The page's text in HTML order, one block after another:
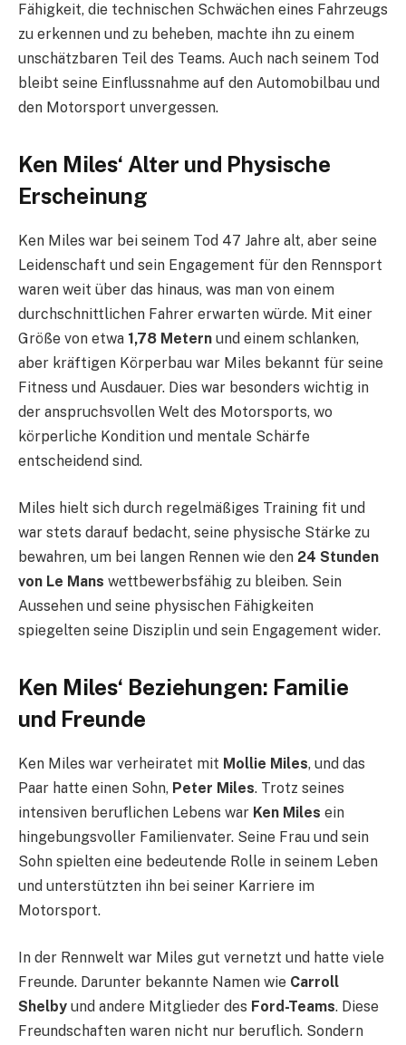
Fähigkeit, die technischen Schwächen eines Fahrzeugs
zu erkennen und zu beheben, machte ihn zu einem
unschätzbaren Teil des Teams. Auch nach seinem Tod
bleibt seine Einflussnahme auf den Automobilbau und
den Motorsport unvergessen.
Ken Miles‘ Alter und Physische
Erscheinung
Ken Miles war bei seinem Tod 47 Jahre alt, aber seine
Leidenschaft und sein Engagement für den Rennsport
waren weit über das hinaus, was man von einem
durchschnittlichen Fahrer erwarten würde. Mit einer
Größe von etwa 1,78 Metern und einem schlanken,
aber kräftigen Körperbau war Miles bekannt für seine
Fitness und Ausdauer. Dies war besonders wichtig in
der anspruchsvollen Welt des Motorsports, wo
körperliche Kondition und mentale Schärfe
entscheidend sind.
Miles hielt sich durch regelmäßiges Training fit und
war stets darauf bedacht, seine physische Stärke zu
bewahren, um bei langen Rennen wie den 24 Stunden
von Le Mans wettbewerbsfähig zu bleiben. Sein
Aussehen und seine physischen Fähigkeiten
spiegelten seine Disziplin und sein Engagement wider.
Ken Miles‘ Beziehungen: Familie
und Freunde
Ken Miles war verheiratet mit Mollie Miles, und das
Paar hatte einen Sohn, Peter Miles. Trotz seines
intensiven beruflichen Lebens war Ken Miles ein
hingebungsvoller Familienvater. Seine Frau und sein
Sohn spielten eine bedeutende Rolle in seinem Leben
und unterstützten ihn bei seiner Karriere im
Motorsport.
In der Rennwelt war Miles gut vernetzt und hatte viele
Freunde. Darunter bekannte Namen wie Carroll
Shelby und andere Mitglieder des Ford-Teams. Diese
Freundschaften waren nicht nur beruflich. Sondern